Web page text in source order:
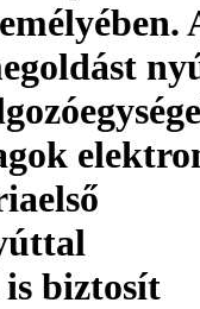
biztosít